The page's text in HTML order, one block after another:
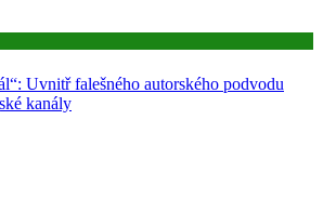
Uvnitř falešného autorského podvodu
kanály